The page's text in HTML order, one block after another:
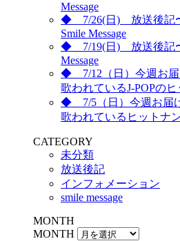
Message
◆ 7/26(日) 放送後記
Smile Message
◆ 7/19(日) 放送後記〜
Message
◆ 7/12（日）今週お届
歌われているJ-POPの
◆ 7/5（日）今週お届
歌われているヒットナ
CATEGORY
未分類
放送後記
インフォメーション
smile message
MONTH
MONTH